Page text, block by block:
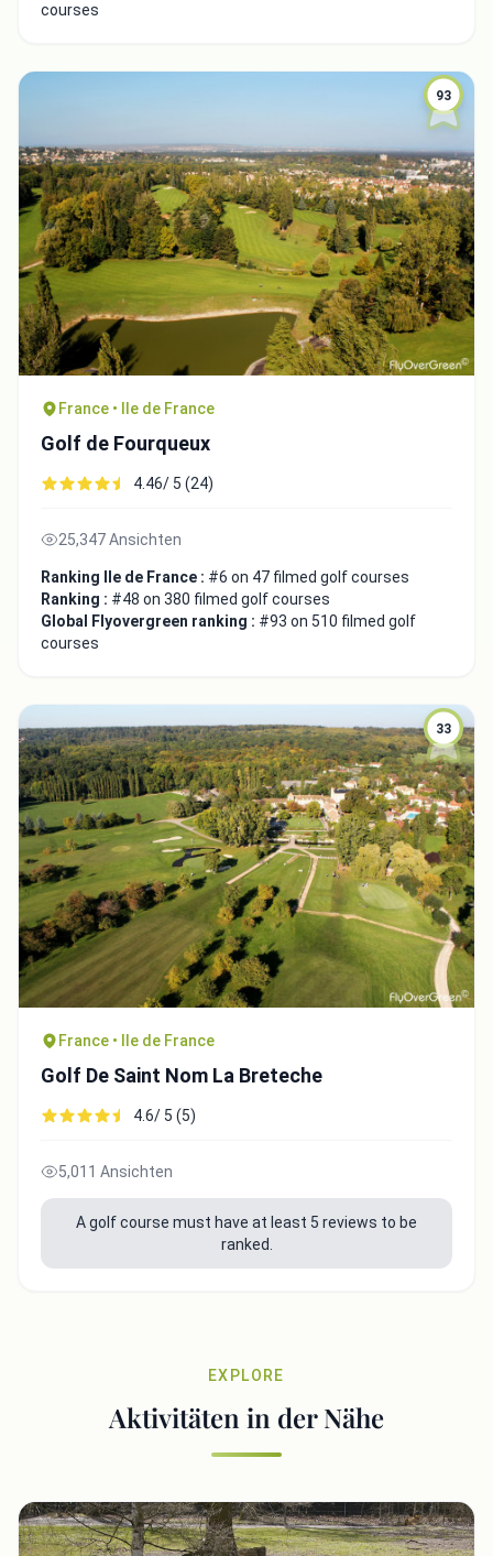
courses
93
France • Ile de France
Golf de Fourqueux
4.46/ 5 (24)
25,347 Ansichten
Ranking Ile de France : #6 on 47 filmed golf courses
Ranking : #48 on 380 filmed golf courses
Global Flyovergreen ranking : #93 on 510 filmed golf
courses
33
France • Ile de France
Golf De Saint Nom La Breteche
4.6/ 5 (5)
5,011 Ansichten
A golf course must have at least 5 reviews to be
ranked.
EXPLORE
Aktivitäten in der Nähe